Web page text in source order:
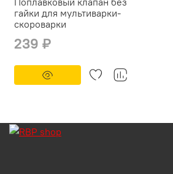
гайки для мультиварки-
скороварки
239 ₽